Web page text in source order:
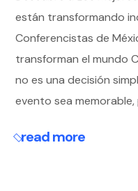
están transformando
Conferencistas de
transforman el mundo
no es una decisión
evento sea memorable,
read more